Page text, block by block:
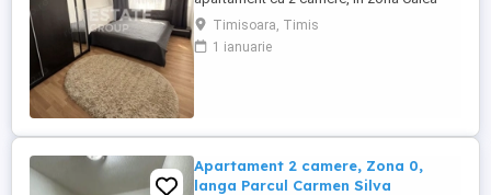
Șagului lângă Shopping City Suprafata
utila de 54 mp, situat la mansardă, într-o
zonă foarte căutată din Calea Șagului , la
Timisoara, Timis
1 ianuarie
Apartament 2 camere, Zona 0,
langa Parcul Carmen Silva